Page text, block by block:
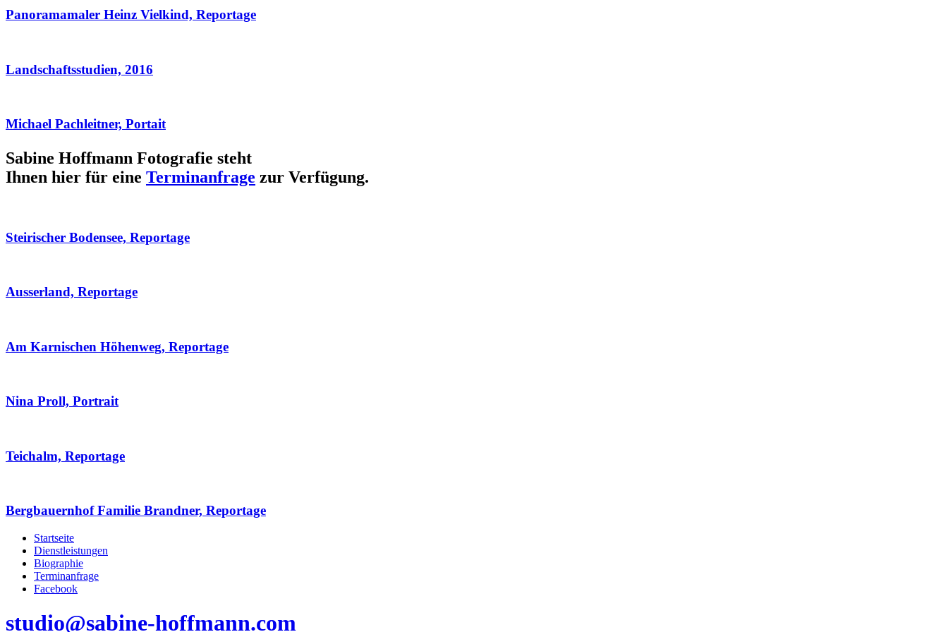
Panoramamaler Heinz Vielkind, Reportage
Landschaftsstudien, 2016
Michael Pachleitner, Portait
Sabine Hoffmann Fotografie steht
Ihnen hier für eine Terminanfrage zur Verfügung.
Steirischer Bodensee, Reportage
Ausserland, Reportage
Am Karnischen Höhenweg, Reportage
Nina Proll, Portrait
Teichalm, Reportage
Bergbauernhof Familie Brandner, Reportage
Startseite
Dienstleistungen
Biographie
Terminanfrage
Facebook
studio@sabine-hoffmann.com